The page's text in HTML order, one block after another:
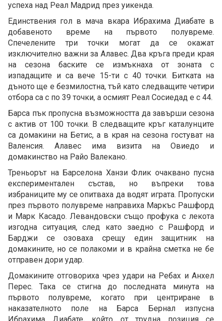
успеха над Реал Мадрид през уикенда.
Единствения гол в мача вкара Ибрахима Диабате в
добавеното време на първото полувреме.
Спечелените три точки могат да се окажат
изключително важни за Алавес. Два кръга преди края
на сезона баските се измъкнаха от зоната с
изпадащите и са вече 15-ти с 40 точки. Битката на
дъното ще е безмилостна, тъй като следващите четири
отбора са с по 39 точки, а осмият Реал Сосиедад е с 44.
Барса пък пропусна възможността да завърши сезона
с актив от 100 точки. В следващите кръг каталунците
са домакини на Бетис, а в края на сезона гостуват на
Валенсия. Алавес има визита на Овиедо и
домакинство на Райо Валекано.
Треньорът на Барселона Ханзи Флик очаквано пусна
експериментален състав, но въпреки това
избраниците му се опитваха да водят играта. Пропуски
през първото полувреме направиха Маркъс Рашфорд
и Марк Касадо. Левандовски също профука с лекота
изгодна ситуация, след като заедно с Рашфорд и
Барджи се озоваха срещу един защитник на
домакините, но се полакоми и в крайна сметка не бе
отправен дори удар.
Домакините отговориха чрез удари на Ребах и Анхел
Перес. Така се стигна до последната минута на
първото полувреме, когато при центриране в
наказателното поле на Барса Бернал изпусна